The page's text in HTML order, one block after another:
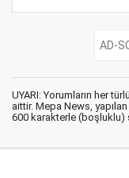
UYARI: Yorumların her
aittir. Mepa News,
600 karakterle (boşluklu)